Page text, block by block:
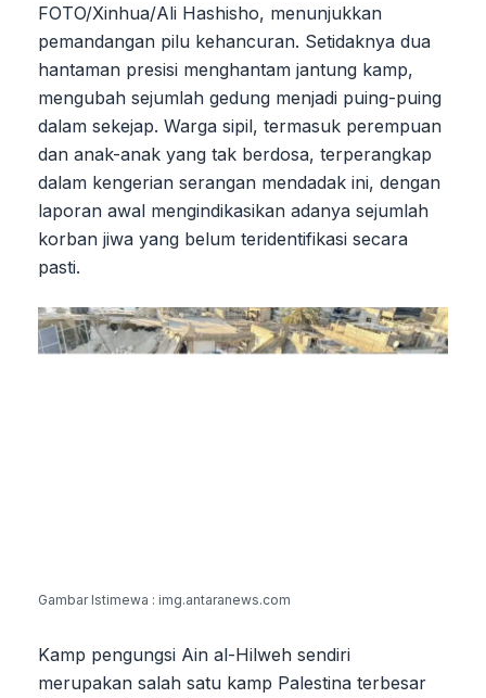
FOTO/Xinhua/Ali Hashisho, menunjukkan
pemandangan pilu kehancuran. Setidaknya dua
hantaman presisi menghantam jantung kamp,
mengubah sejumlah gedung menjadi puing-puing
dalam sekejap. Warga sipil, termasuk perempuan
dan anak-anak yang tak berdosa, terperangkap
dalam kengerian serangan mendadak ini, dengan
laporan awal mengindikasikan adanya sejumlah
korban jiwa yang belum teridentifikasi secara
pasti.
Gambar Istimewa : img.antaranews.com
Kamp pengungsi Ain al-Hilweh sendiri
merupakan salah satu kamp Palestina terbesar